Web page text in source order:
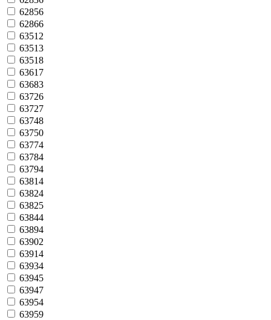
62856
62866
63512
63513
63518
63617
63683
63726
63727
63748
63750
63774
63784
63794
63814
63824
63825
63844
63894
63902
63914
63934
63945
63947
63954
63959